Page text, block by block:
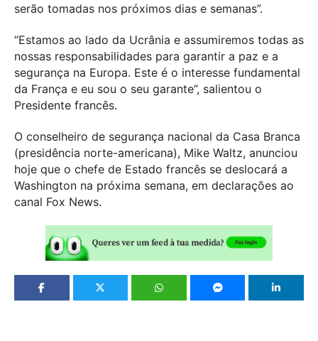
serão tomadas nos próximos dias e semanas”.
“Estamos ao lado da Ucrânia e assumiremos todas as
nossas responsabilidades para garantir a paz e a
segurança na Europa. Este é o interesse fundamental
da França e eu sou o seu garante”, salientou o
Presidente francês.
O conselheiro de segurança nacional da Casa Branca
(presidência norte-americana), Mike Waltz, anunciou
hoje que o chefe de Estado francês se deslocará a
Washington na próxima semana, em declarações ao
canal Fox News.